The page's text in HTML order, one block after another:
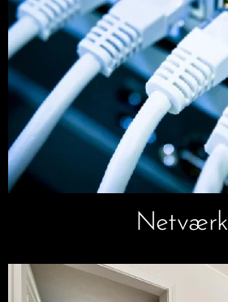
Netværk